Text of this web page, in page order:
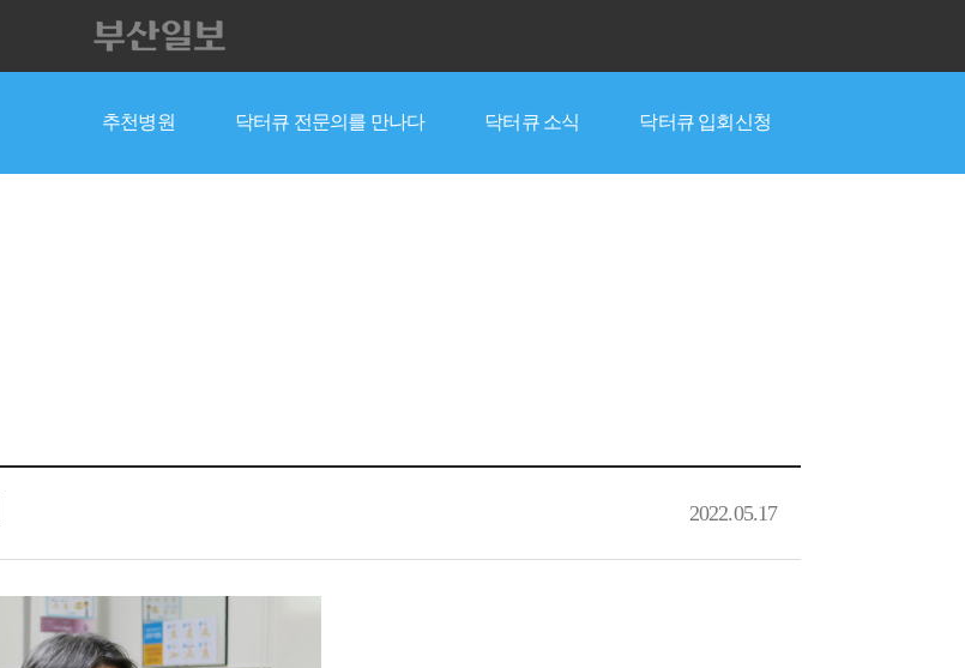
추천병원 닥터큐 전문의를 만나다 닥터큐 소식 닥터큐 입회신청
2022.05.17